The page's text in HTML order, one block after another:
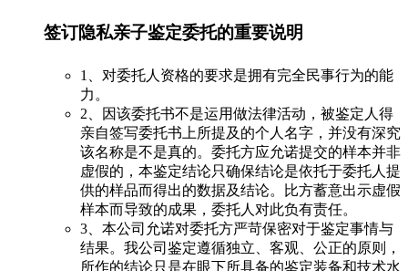
签订隐私亲子鉴定委托的重要说明
1、对委托人资格的要求是拥有完全民事行为的能
力。
2、因该委托书不是运用做法律活动，被鉴定人得
亲自签写委托书上所提及的个人名字，并没有深究
该名称是不是真的。委托方应允诺提交的样本并非
虚假的，本鉴定结论只确保结论是依托于委托人提
供的样品而得出的数据及结论。比方蓄意出示虚假
样本而导致的成果，委托人对此负有责任。
3、本公司允诺对委托方严苛保密对于鉴定事情与
结果。我公司鉴定遵循独立、客观、公正的原则，
所作的结论只是在眼下所具备的鉴定装备和技术水